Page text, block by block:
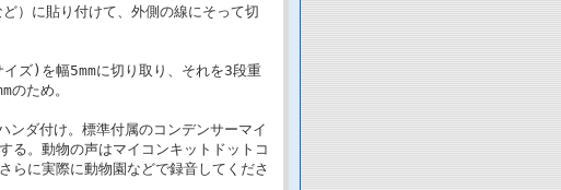
）に貼り付けて、外側の線にそって切
ズ)を幅5mmに切り取り、それを3段重
のため。
ダ付け。標準付属のコンデンサーマイ
る。動物の声はマイコンキットドットコ
らに実際に動物園などで録音してくださ